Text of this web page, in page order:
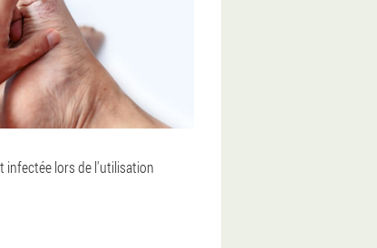
infectée lors de l'utilisation